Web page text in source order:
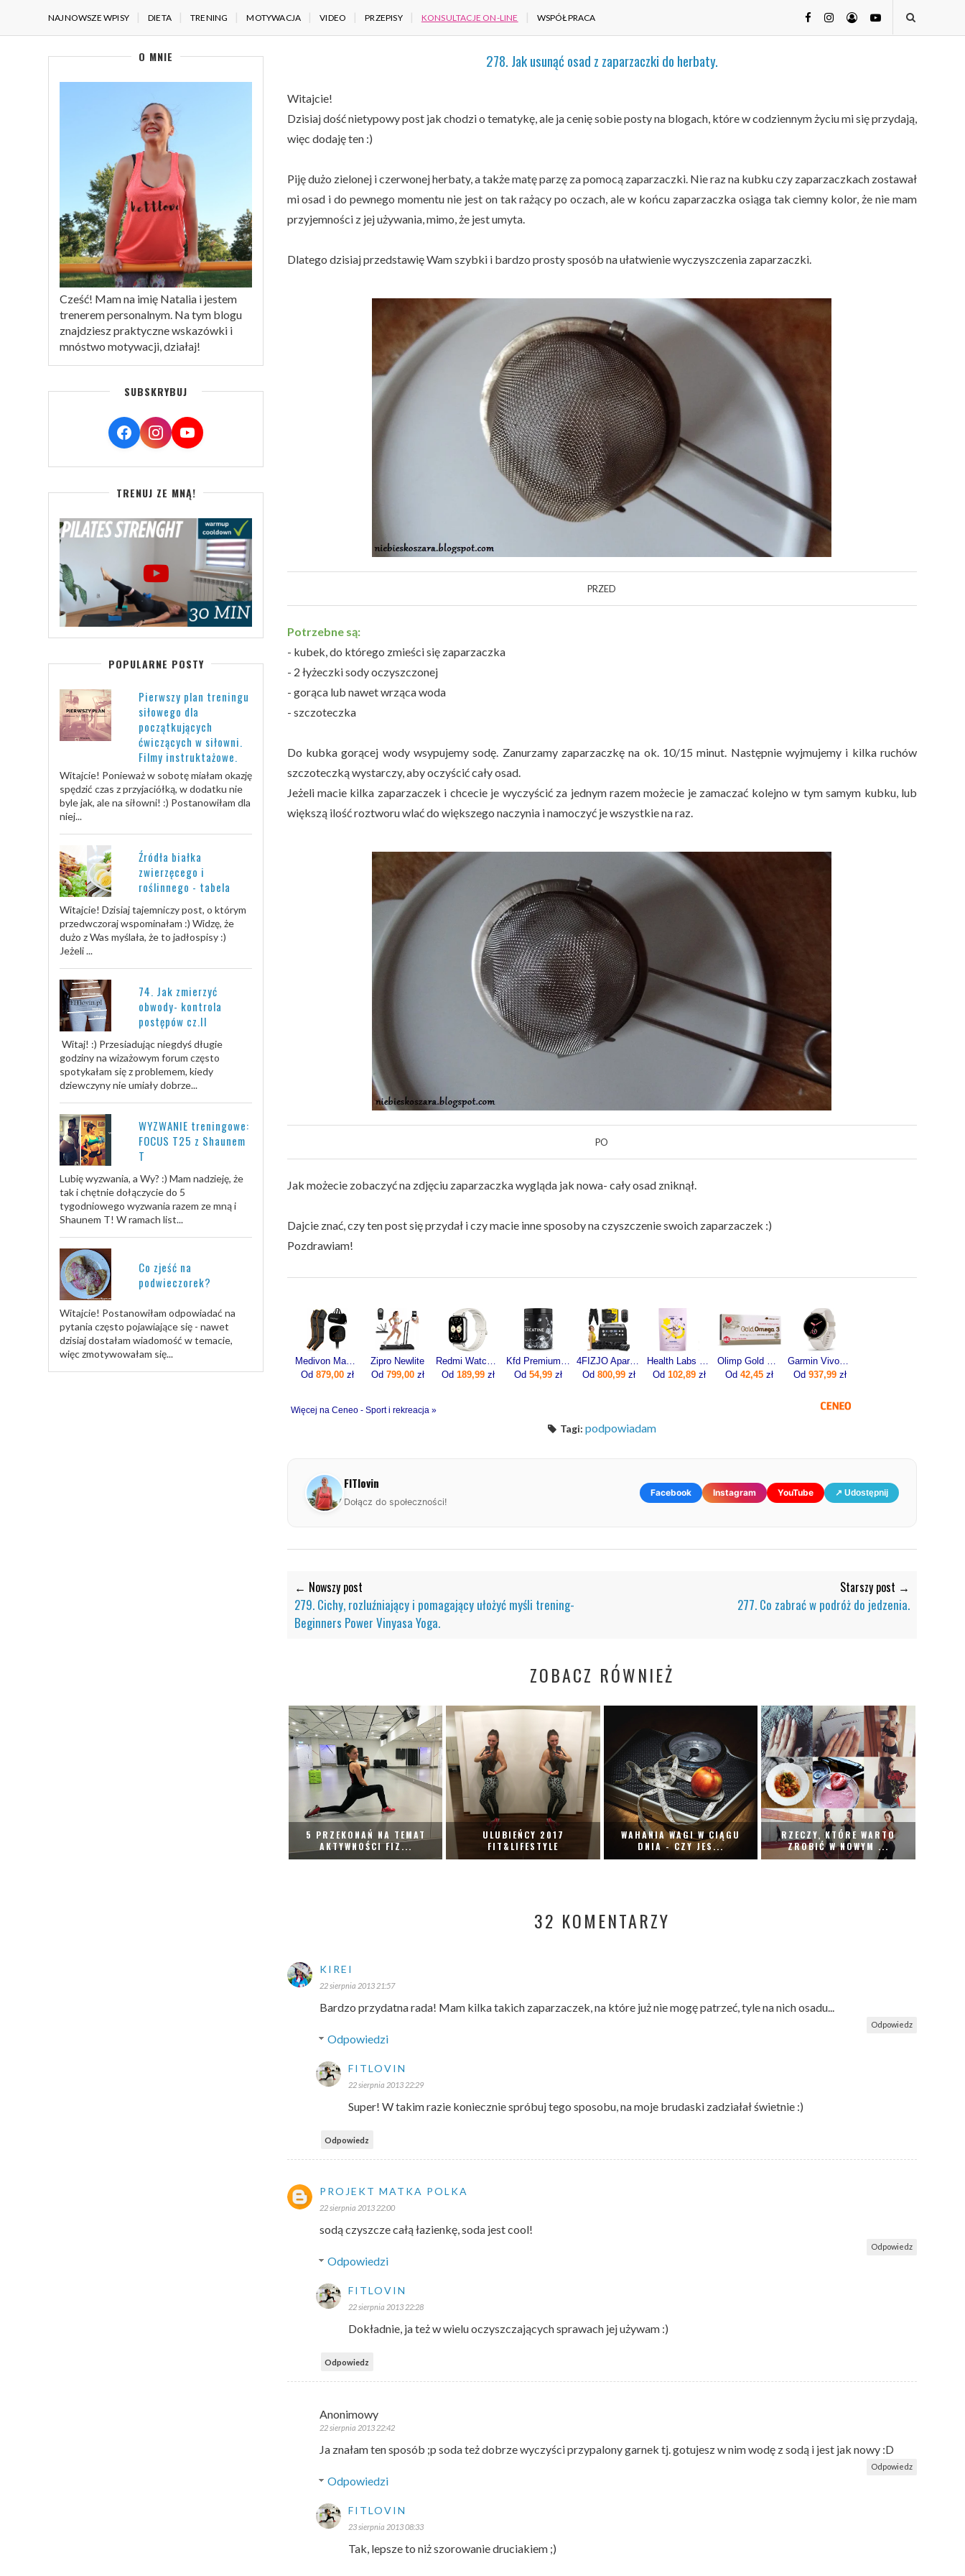
NAJNOWSZE WPISY DIETA TRENING MOTYWACJA VIDEO PRZEPISY KONSULTACJE ON-LINE WSPÓŁPRACA
278. Jak usunąć osad z zaparzaczki do herbaty.
Witajcie!
Dzisiaj dość nietypowy post jak chodzi o tematykę, ale ja cenię sobie posty na blogach, które w codziennym życiu mi się przydają,
więc dodaję ten :)
Piję dużo zielonej i czerwonej herbaty, a także matę parzę za pomocą zaparzaczki. Nie raz na kubku czy zaparzaczkach zostawał
mi osad i do pewnego momentu nie jest on tak rażący po oczach, ale w końcu zaparzaczka osiąga tak ciemny kolor, że nie mam
przyjemności z jej używania, mimo, że jest umyta.
Dlatego dzisiaj przedstawię Wam szybki i bardzo prosty sposób na ułatwienie wyczyszczenia zaparzaczki.
PRZED
Potrzebne są:
- kubek, do którego zmieści się zaparzaczka
- 2 łyżeczki sody oczyszczonej
- gorąca lub nawet wrząca woda
- szczoteczka
Do kubka gorącej wody wsypujemy sodę. Zanurzamy zaparzaczkę na ok. 10/15 minut. Następnie wyjmujemy i kilka ruchów
szczoteczką wystarczy, aby oczyścić cały osad.
Jeżeli macie kilka zaparzaczek i chcecie je wyczyścić za jednym razem możecie je zamaczać kolejno w tym samym kubku, lub
większą ilość roztworu wlać do większego naczynia i namoczyć je wszystkie na raz.
PO
Jak możecie zobaczyć na zdjęciu zaparzaczka wygląda jak nowa- cały osad zniknął.
Dajcie znać, czy ten post się przydał i czy macie inne sposoby na czyszczenie swoich zaparzaczek :)
Pozdrawiam!
Medivon Masażer limfatyczny do nóg Portia
Od 879,00zł
Zipro Newlite
Od 799,00zł
Redmi Watch 5 Lite Złoty
Od 189,99zł
Kfd Premium Creatine 500g
Od 54,99 zł
4FIZJO Aparat Do Drenażu Limfatycznego Med C6 (6-Komorowy 6 Trybów)
Od 800,99zł
Health Labs ProteinMe Białko 472,5 g
Od 102,89zł
Olimp Gold Omega 3 60kaps.
Od 42,45 zł
Garmin Vivoactive 5 Ivory (010-02862-11)
Od 937,99zł
Więcej na Ceneo - Sport i rekreacja »
Tagi: podpowiadam
FITlovin
Dołącz do społeczności!
Facebook Instagram YouTube ↗ Udostępnij
← Nowszy post
279. Cichy, rozluźniający i pomagający ułożyć myśli trening-
Beginners Power Vinyasa Yoga.
Starszy post →
277. Co zabrać w podróż do jedzenia.
ZOBACZ RÓWNIEŻ
5 PRZEKONAŃ NA TEMAT
AKTYWNOŚCI FIZ...
ULUBIEŃCY 2017
FIT&LIFESTYLE
WAHANIA WAGI W CIĄGU
DNIA - CZY JES...
RZECZY, KTÓRE WARTO
ZROBIĆ W NOWYM ...
32 KOMENTARZY
KIREI
22 sierpnia 2013 21:57
Bardzo przydatna rada! Mam kilka takich zaparzaczek, na które już nie mogę patrzeć, tyle na nich osadu...
Odpowiedz
Odpowiedzi
FITLOVIN
22 sierpnia 2013 22:29
Super! W takim razie koniecznie spróbuj tego sposobu, na moje brudaski zadziałał świetnie :)
Odpowiedz
PROJEKT MATKA POLKA
22 sierpnia 2013 22:00
sodą czyszcze całą łazienkę, soda jest cool!
Odpowiedz
Odpowiedzi
FITLOVIN
22 sierpnia 2013 22:28
Dokładnie, ja też w wielu oczyszczających sprawach jej używam :)
Odpowiedz
Anonimowy
22 sierpnia 2013 22:42
Ja znałam ten sposób ;p soda też dobrze wyczyści przypalony garnek tj. gotujesz w nim wodę z sodą i jest jak nowy :D
Odpowiedz
Odpowiedzi
FITLOVIN
23 sierpnia 2013 08:33
Tak, lepsze to niż szorowanie druciakiem ;)
O MNIE
Cześć! Mam na imię Natalia i jestem
trenerem personalnym. Na tym blogu
znajdziesz praktyczne wskazówki i
mnóstwo motywacji, działaj!
SUBSKRYBUJ
TRENUJ ZE MNĄ!
POPULARNE POSTY
Pierwszy plan treningu
siłowego dla
początkujących
ćwiczących w siłowni.
Filmy instruktażowe.
Witajcie! Ponieważ w sobotę miałam okazję
spędzić czas z przyjaciółką, w dodatku nie
byle jak, ale na siłowni! :) Postanowiłam dla
niej...
Źródła białka
zwierzęcego i
roślinnego - tabela
Witajcie! Dzisiaj tajemniczy post, o którym
przedwczoraj wspominałam :) Widzę, że
dużo z Was myślała, że to jadłospisy :)
Jeżeli ...
74. Jak zmierzyć
obwody- kontrola
postępów cz.II
Witaj! :) Przesiadując niegdyś długie
godziny na wizażowym forum często
spotykałam się z problemem, kiedy
dziewczyny nie umiały dobrze...
WYZWANIE treningowe:
FOCUS T25 z Shaunem
T
Lubię wyzwania, a Wy? :) Mam nadzieję, że
tak i chętnie dołączycie do 5
tygodniowego wyzwania razem ze mną i
Shaunem T! W ramach list...
Co zjeść na
podwieczorek?
Witajcie! Postanowiłam odpowiadać na
pytania często pojawiające się - nawet
dzisiaj dostałam wiadomość w temacie,
więc zmotywowałam się...